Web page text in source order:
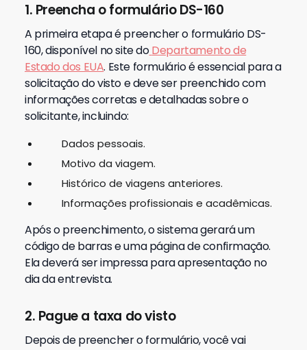
1. Preencha o formulário DS-160
A primeira etapa é preencher o formulário DS-
160, disponível no site doDepartamento de
Estado dos EUA. Este formulário é essencial para a
solicitação do visto e deve ser preenchido com
informações corretas e detalhadas sobre o
solicitante, incluindo:
Dados pessoais.
Motivo da viagem.
Histórico de viagens anteriores.
Informações profissionais e acadêmicas.
Após o preenchimento, o sistema gerará um
código de barras e uma página de confirmação.
Ela deverá ser impressa para apresentação no
dia da entrevista.
2. Pague a taxa do visto
Depois de preencher o formulário, você vai